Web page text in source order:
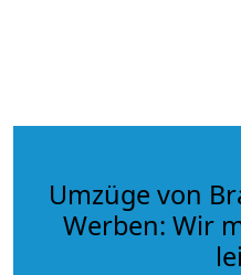
Umzüge von
Werben: Wir